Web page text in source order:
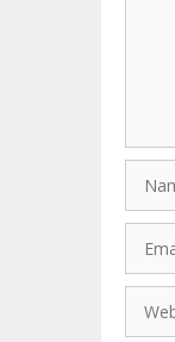
Website